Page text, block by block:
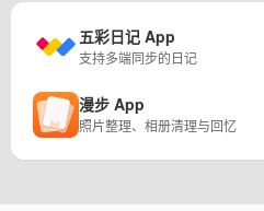
五彩日记 App
支持多端同步的日记
漫步 App
照片整理、相册清理与回忆